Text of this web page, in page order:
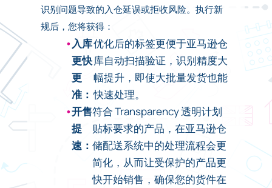
识别问题导致的入仓延误或拒收风险。执行新
规后，您将获得：
入库
更快
更
准：
优化后的标签更便于亚马逊仓
库自动扫描验证，识别精度大
幅提升，即使大批量发货也能
快速处理。
开售
提
速：
符合 Transparency 透明计划
贴标要求的产品，在亚马逊仓
储配送系统中的处理流程会更
简化，从而让受保护的产品更
快开始销售，确保您的货件在